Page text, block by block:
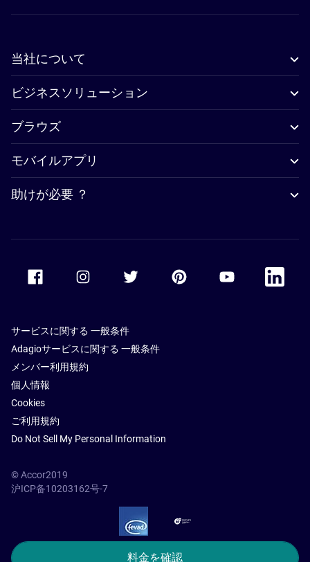
料金を確認
当社について
ビジネスソリューション
ブラウズ
モバイルアプリ
助けが必要 ？
Accor Facebook Accor TwitterAccor PinterestAccor Youtube
Accor
サービスに関する 一般条件
Adagioサービスに関する 一般条件
メンバー利用規約
個人情報
Cookies
ご利用規約
Do Not Sell My Personal Information
© Accor2019
沪ICP备10203162号-7